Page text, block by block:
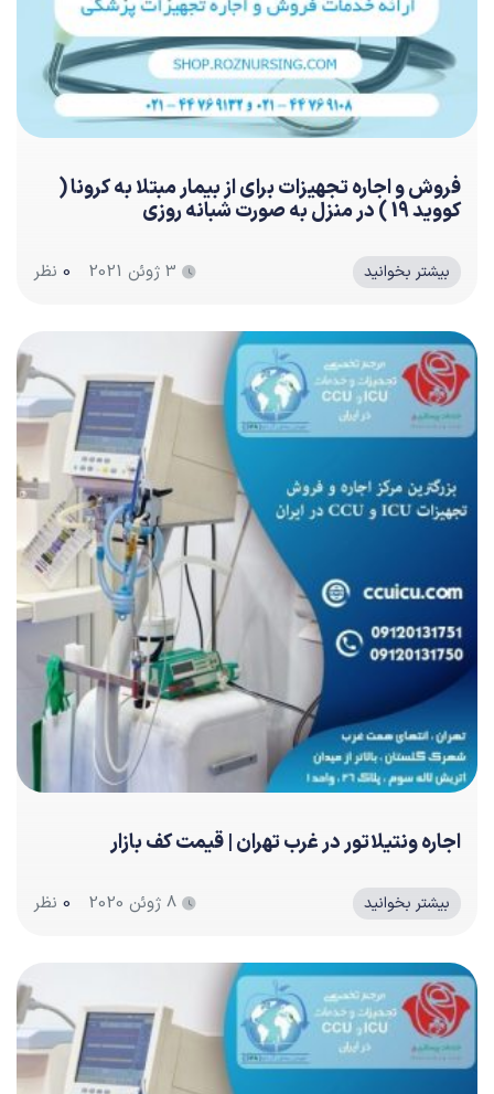
فروش و اجاره تجهیزات برای از بیمار مبتلا به کرونا (
کووید 19 ) در منزل به صورت شبانه روزی
بیشتر بخوانید 3 ژوئن 2021 0 نظر
اجاره ونتیلاتور در غرب تهران | قیمت کف بازار
بیشتر بخوانید 8 ژوئن 2020 0 نظر